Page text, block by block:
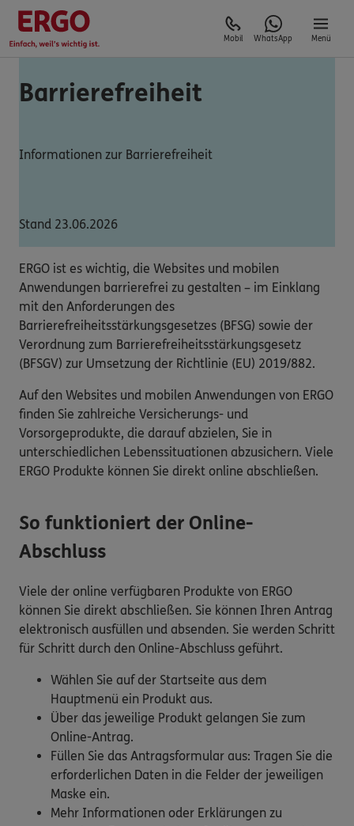
Mobil WhatsApp Menü
Barrierefreiheit
Informationen zur Barrierefreiheit
Stand 23.06.2026
ERGO ist es wichtig, die Websites und mobilen
Anwendungen barrierefrei zu gestalten – im Einklang
mit den Anforderungen des
Barrierefreiheitsstärkungsgesetzes (BFSG) sowie der
Verordnung zum Barrierefreiheitsstärkungsgesetz
(BFSGV) zur Umsetzung der Richtlinie (EU) 2019/882.
Auf den Websites und mobilen Anwendungen von ERGO
finden Sie zahlreiche Versicherungs- und
Vorsorgeprodukte, die darauf abzielen, Sie in
unterschiedlichen Lebenssituationen abzusichern. Viele
ERGO Produkte können Sie direkt online abschließen.
So funktioniert der Online-
Abschluss
Viele der online verfügbaren Produkte von ERGO
können Sie direkt abschließen. Sie können Ihren Antrag
elektronisch ausfüllen und absenden. Sie werden Schritt
für Schritt durch den Online-Abschluss geführt.
Wählen Sie auf der Startseite aus dem
Hauptmenü ein Produkt aus.
Über das jeweilige Produkt gelangen Sie zum
Online-Antrag.
Füllen Sie das Antragsformular aus: Tragen Sie die
erforderlichen Daten in die Felder der jeweiligen
Maske ein.
Mehr Informationen oder Erklärungen zu